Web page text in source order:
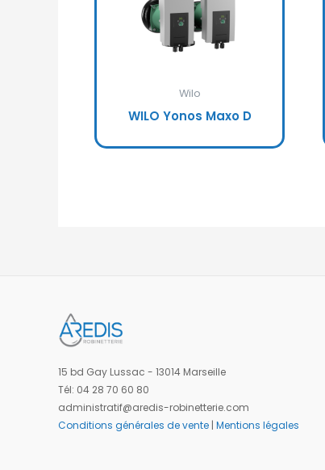
Wilo
WILO Yonos Maxo D
15 bd Gay Lussac - 13014 Marseille
Tél: 04 28 70 60 80
administratif@aredis-robinetterie.com
Conditions générales de vente | Mentions légales